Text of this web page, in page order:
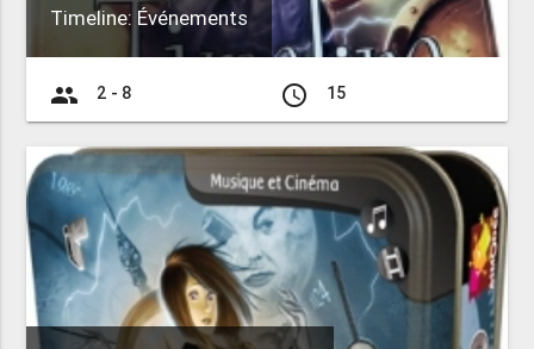
Timeline: Événements
group 2 - 8 access_time 15